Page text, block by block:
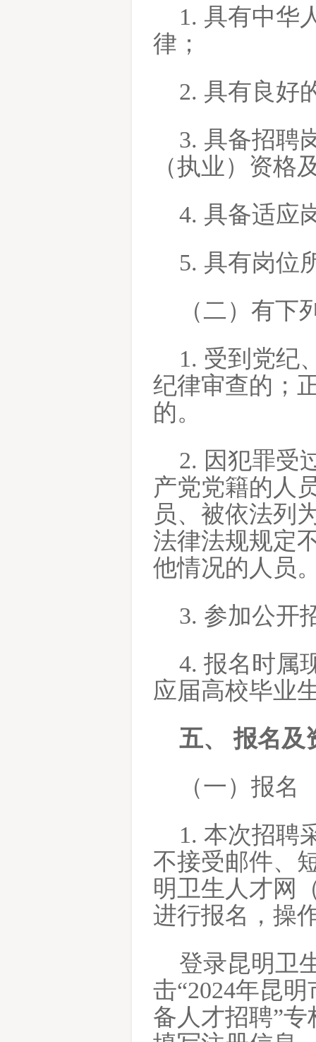
1. 具有中华
律；
2. 具有良好
3. 具备招聘
（执业）资格
4. 具备适应
5. 具有岗位
（二）有下
1. 受到党纪
纪律审查的；
的。
2. 因犯罪受
产党党籍的人
员、被依法列
法律法规规定
他情况的人员
3. 参加公开
4. 报名时属
应届高校毕业
五、
报名及
（一）报名
1. 本次招聘
不接受邮件、
明卫生人才网
进行报名，操
登录昆明卫
击“2024年昆
备人才招聘”